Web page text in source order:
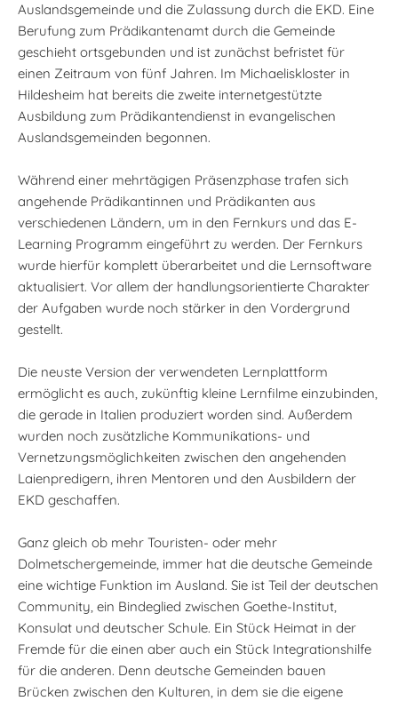
Auslandsgemeinde und die Zulassung durch die EKD. Eine
Berufung zum Prädikantenamt durch die Gemeinde
geschieht ortsgebunden und ist zunächst befristet für
einen Zeitraum von fünf Jahren. Im Michaeliskloster in
Hildesheim hat bereits die zweite internetgestützte
Ausbildung zum Prädikantendienst in evangelischen
Auslandsgemeinden begonnen.
Während einer mehrtägigen Präsenzphase trafen sich
angehende Prädikantinnen und Prädikanten aus
verschiedenen Ländern, um in den Fernkurs und das E-
Learning Programm eingeführt zu werden. Der Fernkurs
wurde hierfür komplett überarbeitet und die Lernsoftware
aktualisiert. Vor allem der handlungsorientierte Charakter
der Aufgaben wurde noch stärker in den Vordergrund
gestellt.
Die neuste Version der verwendeten Lernplattform
ermöglicht es auch, zukünftig kleine Lernfilme einzubinden,
die gerade in Italien produziert worden sind. Außerdem
wurden noch zusätzliche Kommunikations- und
Vernetzungsmöglichkeiten zwischen den angehenden
Laienpredigern, ihren Mentoren und den Ausbildern der
EKD geschaffen.
Ganz gleich ob mehr Touristen- oder mehr
Dolmetschergemeinde, immer hat die deutsche Gemeinde
eine wichtige Funktion im Ausland. Sie ist Teil der deutschen
Community, ein Bindeglied zwischen Goethe-Institut,
Konsulat und deutscher Schule. Ein Stück Heimat in der
Fremde für die einen aber auch ein Stück Integrationshilfe
für die anderen. Denn deutsche Gemeinden bauen
Brücken zwischen den Kulturen, in dem sie die eigene